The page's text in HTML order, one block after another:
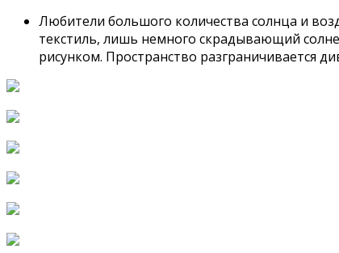
Любители большого количества солнца и
текстиль, лишь немного скрадывающий
рисунком. Пространство разграничивается